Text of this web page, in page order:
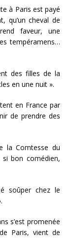
à Paris est payé
qu’un cheval de
faveur, une
tempéramens…
des filles de la
en une nuit ».
en France par
de prendre des
la Comtesse du
bon comédien,
soûper chez le
s’est promenée
Paris, vient de